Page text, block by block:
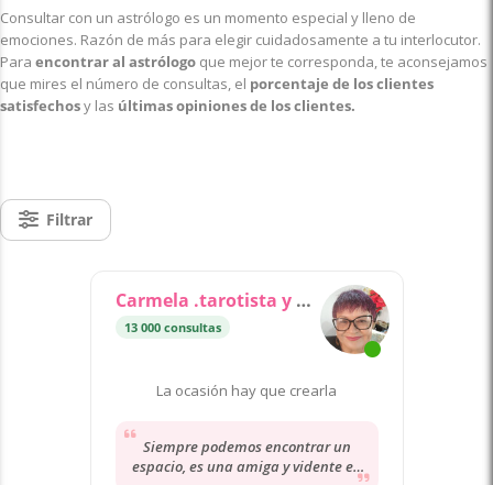
Consultar con un astrólogo es un momento especial y lleno de
emociones. Razón de más para elegir cuidadosamente a tu interlocutor.
Para encontrar al astrólogo que mejor te corresponda, te aconsejamos
que mires el número de consultas, el porcentaje de los clientes
satisfechosy las últimas opiniones de los clientes.
Filtrar
Carmela .tarotista y vidente
13 000 consultas
La ocasión hay que crearla
Siempre podemos encontrar un
espacio, es una amiga y vidente en